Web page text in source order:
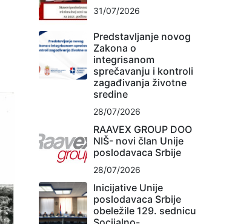
31/07/2026
Predstavljanje novog
Zakona o
integrisanom
sprečavanju i kontroli
zagađivanja životne
sredine
28/07/2026
RAAVEX GROUP DOO
NIŠ- novi član Unije
poslodavaca Srbije
28/07/2026
Inicijative Unije
poslodavaca Srbije
obeležile 129. sednicu